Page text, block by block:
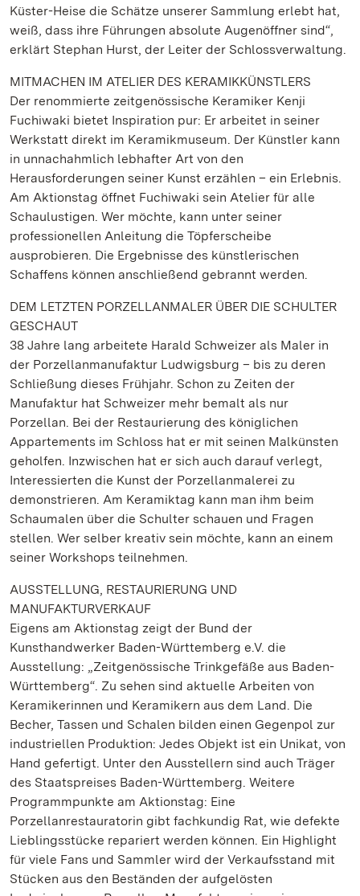
Küster-Heise die Schätze unserer Sammlung erlebt hat,
weiß, dass ihre Führungen absolute Augenöffner sind“,
erklärt Stephan Hurst, der Leiter der Schlossverwaltung.
MITMACHEN IM ATELIER DES KERAMIKKÜNSTLERS
Der renommierte zeitgenössische Keramiker Kenji
Fuchiwaki bietet Inspiration pur: Er arbeitet in seiner
Werkstatt direkt im Keramikmuseum. Der Künstler kann
in unnachahmlich lebhafter Art von den
Herausforderungen seiner Kunst erzählen – ein Erlebnis.
Am Aktionstag öffnet Fuchiwaki sein Atelier für alle
Schaulustigen. Wer möchte, kann unter seiner
professionellen Anleitung die Töpferscheibe
ausprobieren. Die Ergebnisse des künstlerischen
Schaffens können anschließend gebrannt werden.
DEM LETZTEN PORZELLANMALER ÜBER DIE SCHULTER
GESCHAUT
38 Jahre lang arbeitete Harald Schweizer als Maler in
der Porzellanmanufaktur Ludwigsburg – bis zu deren
Schließung dieses Frühjahr. Schon zu Zeiten der
Manufaktur hat Schweizer mehr bemalt als nur
Porzellan. Bei der Restaurierung des königlichen
Appartements im Schloss hat er mit seinen Malkünsten
geholfen. Inzwischen hat er sich auch darauf verlegt,
Interessierten die Kunst der Porzellanmalerei zu
demonstrieren. Am Keramiktag kann man ihm beim
Schaumalen über die Schulter schauen und Fragen
stellen. Wer selber kreativ sein möchte, kann an einem
seiner Workshops teilnehmen.
AUSSTELLUNG, RESTAURIERUNG UND
MANUFAKTURVERKAUF
Eigens am Aktionstag zeigt der Bund der
Kunsthandwerker Baden-Württemberg e.V. die
Ausstellung: „Zeitgenössische Trinkgefäße aus Baden-
Württemberg“. Zu sehen sind aktuelle Arbeiten von
Keramikerinnen und Keramikern aus dem Land. Die
Becher, Tassen und Schalen bilden einen Gegenpol zur
industriellen Produktion: Jedes Objekt ist ein Unikat, von
Hand gefertigt. Unter den Ausstellern sind auch Träger
des Staatspreises Baden-Württemberg. Weitere
Programmpunkte am Aktionstag: Eine
Porzellanrestauratorin gibt fachkundig Rat, wie defekte
Lieblingsstücke repariert werden können. Ein Highlight
für viele Fans und Sammler wird der Verkaufsstand mit
Stücken aus den Beständen der aufgelösten